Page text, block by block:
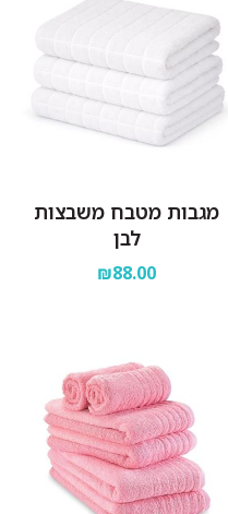
מגבות מטבח משבצות
לבן
₪88.00